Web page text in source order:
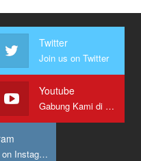
Twitter
Join us on Twitter
Youtube
Gabung Kami di Youtube
Join us on Instagram